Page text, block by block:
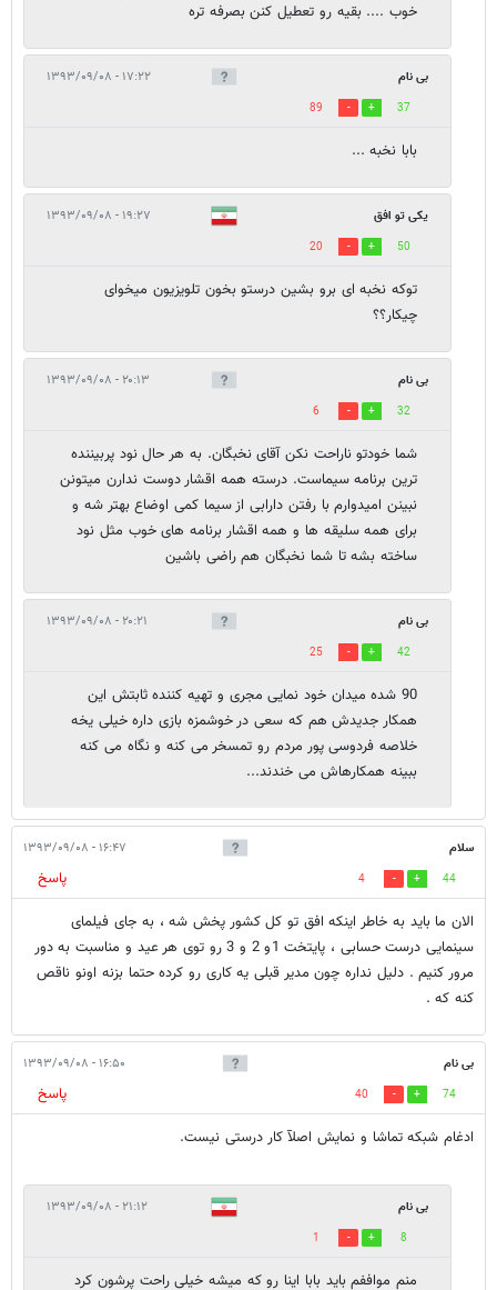
خوب .... بقیه رو تعطیل کنن بصرفه تره
بی نام ۱۷:۲۲ - ۱۳۹۳/۰۹/۰۸
37
89
بابا نخبه ...
یکی تو افق ۱۹:۲۷ - ۱۳۹۳/۰۹/۰۸
50
20
توکه نخبه ای برو بشین درستو بخون تلویزیون میخوای
چیکار؟؟
بی نام ۲۰:۱۳ - ۱۳۹۳/۰۹/۰۸
32
6
شما خودتو ناراحت نکن آقای نخبگان. به هر حال نود پربیننده
ترین برنامه سیماست. درسته همه اقشار دوست ندارن میتونن
نبینن امیدوارم با رفتن دارابی از سیما کمی اوضاع بهتر شه و
برای همه سلیقه ها و همه اقشار برنامه های خوب مثل نود
ساخته بشه تا شما نخبگان هم راضی باشین
بی نام ۲۰:۲۱ - ۱۳۹۳/۰۹/۰۸
42
25
90 شده میدان خود نمایی مجری و تهیه کننده ثابتش این
همکار جدیدش هم که سعی در خوشمزه بازی داره خیلی یخه
خلاصه فردوسی پور مردم رو تمسخر می کنه و نگاه می کنه
ببینه همکارهاش می خندند...
سلام ۱۶:۴۷ - ۱۳۹۳/۰۹/۰۸
44
4
پاسخ
الان ما باید به خاطر اینکه افق تو کل کشور پخش شه ، به جای فیلمای
سینمایی درست حسابی ، پایتخت 1و 2 و 3 رو توی هر عید و مناسبت به دور
مرور کنیم . دلیل نداره چون مدیر قبلی یه کاری رو کرده حتما بزنه اونو ناقص
کنه که .
بی نام ۱۶:۵۰ - ۱۳۹۳/۰۹/۰۸
74
40
پاسخ
ادغام شبکه تماشا و نمایش اصلآ کار درستی نیست.
بی نام ۲۱:۱۲ - ۱۳۹۳/۰۹/۰۸
8
1
منم مواففم باید بابا اینا رو که میشه خیلی راحت پرشون کرد